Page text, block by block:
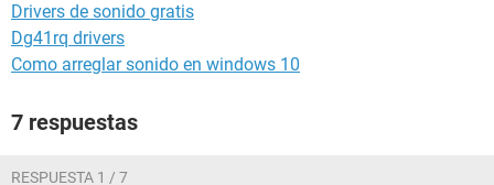
Drivers de sonido gratis
Dg41rq drivers
Como arreglar sonido en windows 10
7 respuestas
RESPUESTA 1 / 7